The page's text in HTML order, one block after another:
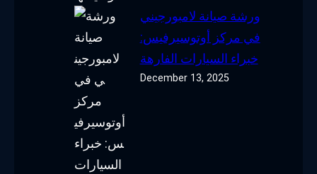
ورشة صيانة لامبورجيني
في مركز أوتوسيرفيس:
خبراء السيارات الفارهة
December 13, 2025